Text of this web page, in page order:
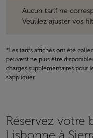
Aucun tarif ne
Veuillez ajuster vos
*Les tarifs affichés ont été
peuvent ne plus être
charges supplémentaires pour
s'appliquer.
Réservez votre
Lisbonne à